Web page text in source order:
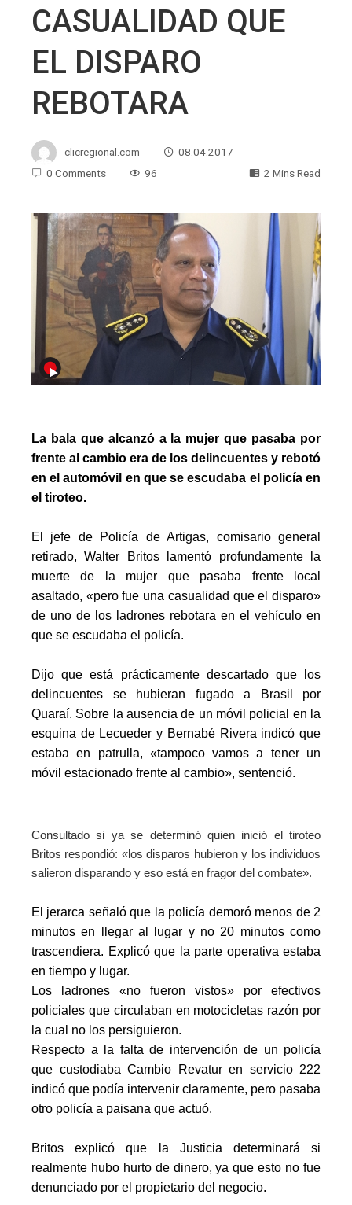
CASUALIDAD QUE
EL DISPARO
REBOTARA
clicregional.com
08.04.2017
0 Comments
96 2 Mins Read
La bala que alcanzó a la mujer que pasaba por
frente al cambio era de los delincuentes y rebotó
en el automóvil en que se escudaba el policía en
el tiroteo.
El jefe de Policía de Artigas, comisario general
retirado, Walter Britos lamentó profundamente la
muerte de la mujer quepasaba frente local
asaltado, «pero fue una casualidad que el disparo»
de uno de los ladrones rebotara en el vehículo en
que se escudaba el policía.
Dijo que está prácticamente descartado que los
delincuentes se hubieran fugado a Brasil por
Quaraí. Sobre la ausencia de un móvil policial en la
esquina de Lecueder y Bernabé Rivera indicó que
estaba en patrulla, «tampoco vamos a tener un
móvil estacionado frente al cambio», sentenció.
Consultado si ya se determinó quien inició el tiroteo
Britos respondió: «los disparos hubieron y los individuos
salieron disparando y eso está en fragor del combate».
El jerarca señaló que la policía demoró menos de 2
minutos en llegar al lugar y no 20 minutos como
trascendiera. Explicó que la parte operativa estaba
en tiempo y lugar.
Los ladrones «no fueron vistos» por efectivos
policiales que circulaban en motocicletas razón por
la cual no los persiguieron.
Respecto a la falta de intervención de un policía
que custodiaba Cambio Revatur en servicio 222
indicó que podía intervenir claramente, pero pasaba
otro policía a paisana que actuó.
Britos explicó que la Justicia determinará si
realmente hubo hurto de dinero, ya que esto no fue
denunciado por el propietario del negocio.